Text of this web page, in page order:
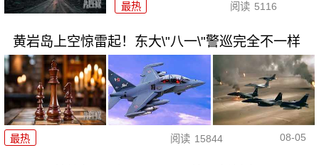
最热 阅读 5116
黄岩岛上空惊雷起！东大\"八一\"警巡完全不一样
最热 阅读 15844 08-05